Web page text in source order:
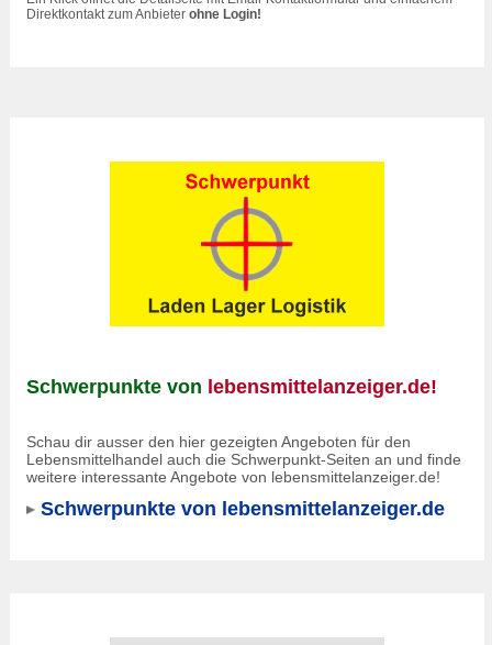
Direktkontakt zum Anbieter ohne Login!
Schwerpunkte von lebensmittelanzeiger.de!
Schau dir ausser den hier gezeigten Angeboten für den
Lebensmittelhandel auch die Schwerpunkt-Seiten an und finde
weitere interessante Angebote von lebensmittelanzeiger.de!
Schwerpunkte von lebensmittelanzeiger.de